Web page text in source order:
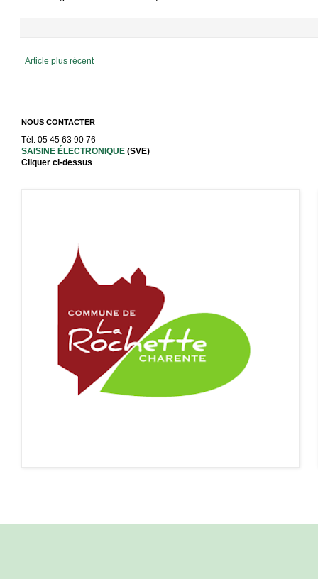
Article plus récent
NOUS CONTACTER
Tél. 05 45 63 90 76
SAISINE ÉLECTRONIQUE (SVE)
Cliquer ci-dessus